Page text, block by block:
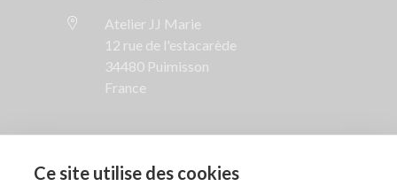
Ce site utilise des cookies
Atelier JJ Marie
12 rue de l'estacarède
34480 Puimisson
France